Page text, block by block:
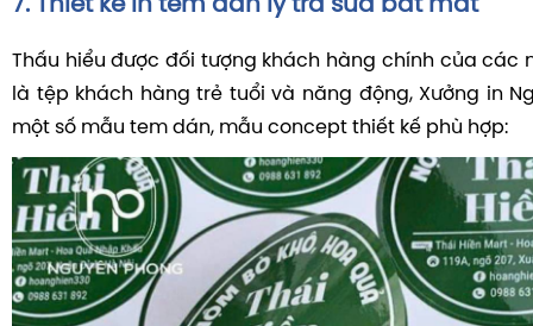
7. Thiết kế in tem dán ly trà sữa bắt mắt
Thấu hiểu được đối tượng khách hàng chính của các
là tệp khách hàng trẻ tuổi và năng động, Xưởng in
một số mẫu tem dán, mẫu concept thiết kế phù hợp: